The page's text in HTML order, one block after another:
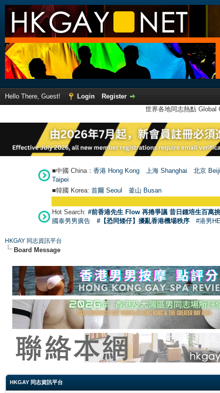
Hello There, Guest! Login
Register
世界各地同志熱點
■中國 China： 香港 Hong Kong 上海 Shanghai
北京
Taipei
■韓國 Korea: 首爾 Seoul 釜山 Busan
Hot Search: #前香港先生 Flow 再捲爭議 昔日鍾培生百萬
國泰男男廣告
#【恐同矮仔】擾亂香港機場秩序 #港男
HKGAY 同志資訊平台
Board Message
HKGAY 同志資訊平台